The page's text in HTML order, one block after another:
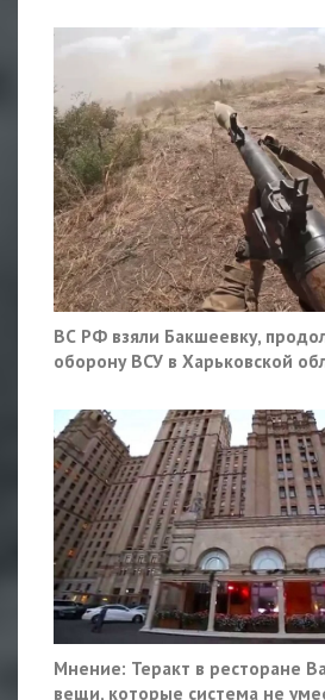
ВС РФ взяли Бакшеевку,
оборону ВСУ в Харьковской
Мнение: Теракт в ресторане
вещи, которые система не